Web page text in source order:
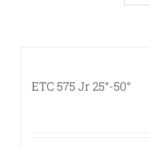
ETC 575 Jr 25°-50°